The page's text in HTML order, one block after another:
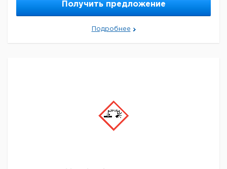
P280, P301 + P330 + P331, P305 +
Данные для транспортировки (реальные данные
могут отличаться)
Получить предложение
Подробнее